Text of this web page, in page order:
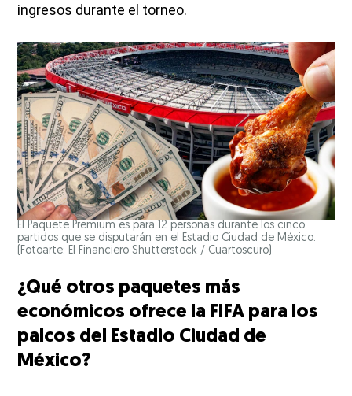
ingresos durante el torneo.
El Paquete Premium es para 12 personas durante los cinco
partidos que se disputarán en el Estadio Ciudad de México.
(Fotoarte: El Financiero Shutterstock / Cuartoscuro)
¿Qué otros paquetes más
económicos ofrece la FIFA para los
palcos del Estadio Ciudad de
México?